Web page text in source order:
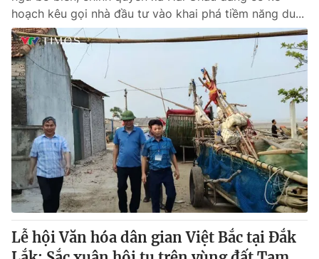
Video Shorts video
VTV Money VTV Thể thao
VTV Sức khoẻ Bất động sản
Thị trường 24h Tấm lòng Việt
VTV4 Vươn mình bằng AI
VTV9 VTV8
hoạch kêu gọi nhà đầu tư vào khai phá tiềm năng du...
Lễ hội Văn hóa dân gian Việt Bắc tại Đắk